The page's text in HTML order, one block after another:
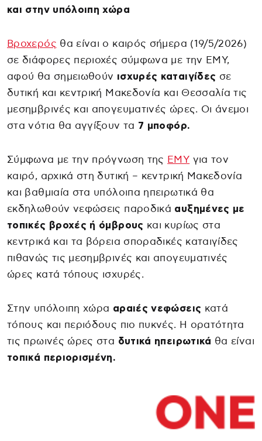
και στην υπόλοιπη χώρα
Βροχερός θα είναι ο καιρός σήμερα (19/5/2026)
σε διάφορες περιοχές σύμφωνα με την ΕΜΥ,
αφού θα σημειωθούν ισχυρές καταιγίδες σε
δυτική και κεντρική Μακεδονία και Θεσσαλία τις
μεσημβρινές και απογευματινές ώρες. Οι άνεμοι
στα νότια θα αγγίξουν τα 7 μποφόρ.
Σύμφωνα με την πρόγνωση της ΕΜΥ για τον
καιρό, αρχικά στη δυτική – κεντρική Μακεδονία
και βαθμιαία στα υπόλοιπα ηπειρωτικά θα
εκδηλωθούν νεφώσεις παροδικά αυξημένες με
τοπικές βροχές ή όμβρους και κυρίως στα
κεντρικά και τα βόρεια σποραδικές καταιγίδες
πιθανώς τις μεσημβρινές και απογευματινές
ώρες κατά τόπους ισχυρές.
Στην υπόλοιπη χώρα αραιές νεφώσεις κατά
τόπους και περιόδους πιο πυκνές. Η ορατότητα
τις πρωινές ώρες στα δυτικά ηπειρωτικά θα είναι
τοπικά περιορισμένη.